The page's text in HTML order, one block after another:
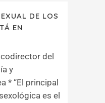
DE LOS
EN
del
y
* “El principal
es el